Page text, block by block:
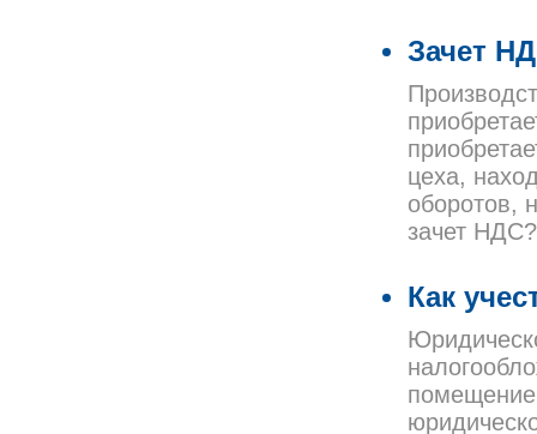
Зачет
цеха,
оборотов,
зачет НДС?
Как
помещение